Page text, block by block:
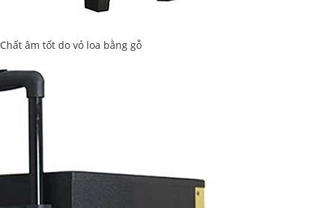
Chất âm tốt do vỏ loa bằng gỗ